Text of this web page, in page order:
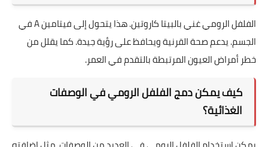
الفلفل الرومي غني بالبيتا كاروتين. هذا يتحول إلى فيتامين A في
الجسم. يدعم صحة القرنية ويحافظ على رؤية جيدة. كما يقلل من
خطر أمراض العيون المرتبطة بالتقدم في العمر.
كيف يمكن دمج الفلفل الرومي في الوصفات
الغذائية؟